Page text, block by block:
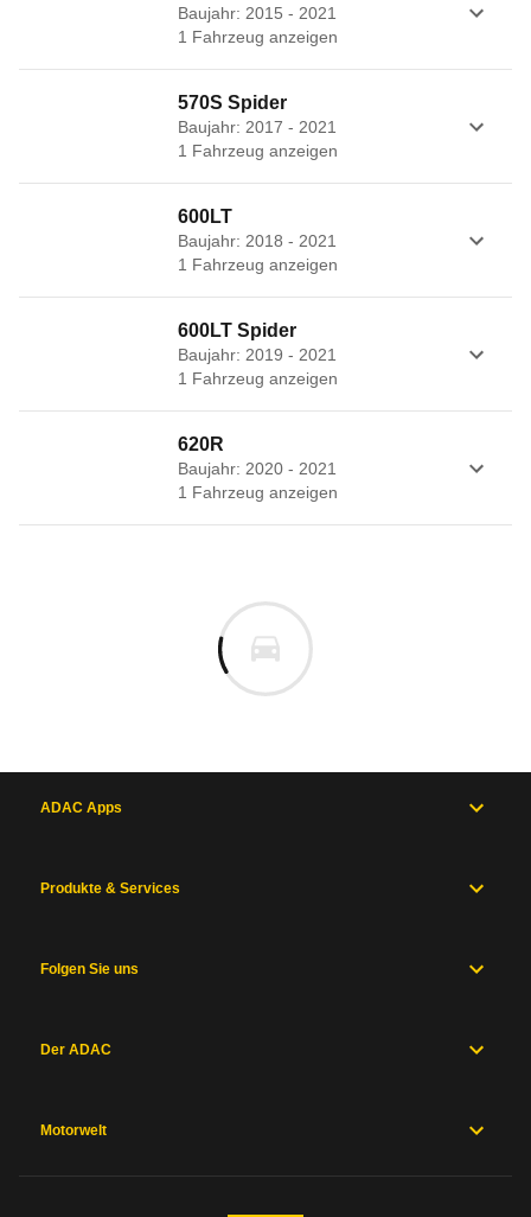
Baujahr: 2015 - 2021
1 Fahrzeug anzeigen
570S Spider
Baujahr: 2017 - 2021
1 Fahrzeug anzeigen
600LT
Baujahr: 2018 - 2021
1 Fahrzeug anzeigen
600LT Spider
Baujahr: 2019 - 2021
1 Fahrzeug anzeigen
620R
Baujahr: 2020 - 2021
1 Fahrzeug anzeigen
ADAC Apps
Produkte & Services
Folgen Sie uns
Der ADAC
Motorwelt